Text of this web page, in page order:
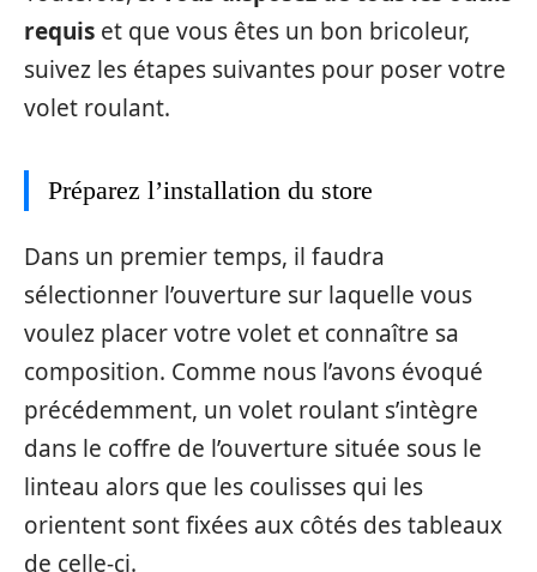
requis et que vous êtes un bon bricoleur,
suivez les étapes suivantes pour poser votre
volet roulant.
Préparez l’installation du store
Dans un premier temps, il faudra
sélectionner l’ouverture sur laquelle vous
voulez placer votre volet et connaître sa
composition. Comme nous l’avons évoqué
précédemment, un volet roulant s’intègre
dans le coffre de l’ouverture située sous le
linteau alors que les coulisses qui les
orientent sont fixées aux côtés des tableaux
de celle-ci.